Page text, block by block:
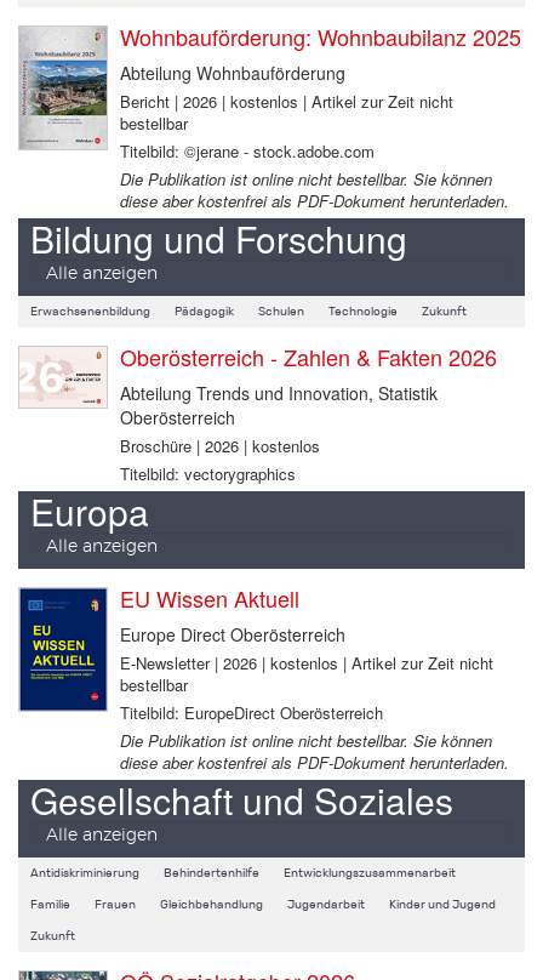
Wohnbauförderung: Wohnbaubilanz 2025
Abteilung Wohnbauförderung
Bericht | 2026 | kostenlos | Artikel zur Zeit nicht
bestellbar
Titelbild: ©jerane - stock.adobe.com
Die Publikation ist online nicht bestellbar. Sie können
diese aber kostenfrei als PDF-Dokument herunterladen.
Bildung und Forschung
Alle anzeigen
Erwachsenenbildung Pädagogik Schulen Technologie Zukunft
Oberösterreich - Zahlen & Fakten 2026
Abteilung Trends und Innovation, Statistik
Oberösterreich
Broschüre | 2026 | kostenlos
Titelbild: vectorygraphics
Europa
Alle anzeigen
EU Wissen Aktuell
Europe Direct Oberösterreich
E-Newsletter | 2026 | kostenlos | Artikel zur Zeit nicht
bestellbar
Titelbild: EuropeDirect Oberösterreich
Die Publikation ist online nicht bestellbar. Sie können
diese aber kostenfrei als PDF-Dokument herunterladen.
Gesellschaft und Soziales
Alle anzeigen
Antidiskriminierung Behindertenhilfe Entwicklungszusammenarbeit
Familie Frauen Gleichbehandlung Jugendarbeit Kinder und Jugend
Zukunft